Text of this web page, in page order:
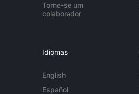
Torne-se um
colaborador
Idiomas
English
Español